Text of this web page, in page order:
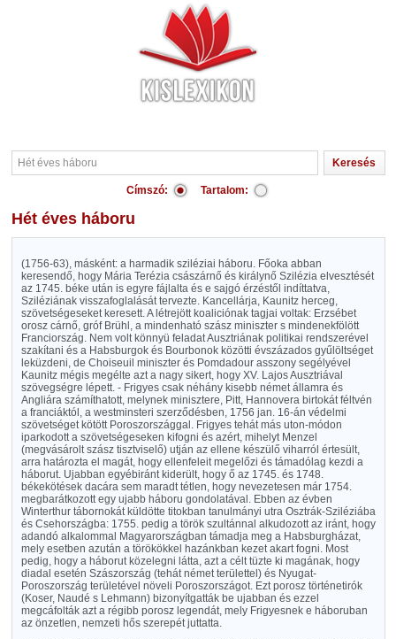
Címszó: Tartalom:
Hét éves háboru
(1756-63), másként: a harmadik sziléziai háboru. Főoka abban
keresendő, hogy Mária Terézia császárnő és királynő Szilézia elvesztését
az 1745. béke után is egyre fájlalta és e sajgó érzéstől indíttatva,
Sziléziának visszafoglalását tervezte. Kancellárja, Kaunitz herceg,
szövetségeseket keresett. A létrejött koaliciónak tagjai voltak: Erzsébet
orosz cárnő, gróf Brühl, a mindenható szász miniszter s mindenekfölött
Franciország. Nem volt könnyü feladat Ausztriának politikai rendszerével
szakítani és a Habsburgok és Bourbonok közötti évszázados gyűlöltséget
leküzdeni, de Choiseuil miniszter és Pomdadour asszony segélyével
Kaunitz mégis megélte azt a nagy sikert, hogy XV. Lajos Ausztriával
szövegségre lépett. - Frigyes csak néhány kisebb német államra és
Angliára számíthatott, melynek minisztere, Pitt, Hannovera birtokát féltvén
a franciáktól, a westminsteri szerződésben, 1756 jan. 16-án védelmi
szövetséget kötött Poroszországgal. Frigyes tehát más uton-módon
iparkodott a szövetségeseken kifogni és azért, mihelyt Menzel
(megvásárolt szász tisztviselő) utján az ellene készülő viharról értesült,
arra határozta el magát, hogy ellenfeleit megelőzi és támadólag kezdi a
háborut. Ujabban egyébiránt kiderült, hogy ő az 1745. és 1748.
békekötések dacára sem maradt tétlen, hogy nevezetesen már 1754.
megbarátkozott egy ujabb háboru gondolatával. Ebben az évben
Winterthur tábornokát küldötte titokban tanulmányi utra Osztrák-Sziléziába
és Csehországba: 1755. pedig a török szultánnal alkudozott az iránt, hogy
adandó alkalommal Magyarországban támadja meg a Habsburgházat,
mely esetben azután a törökökkel hazánkban kezet akart fogni. Most
pedig, hogy a háborut közelegni látta, azt a célt tüzte ki magának, hogy
diadal esetén Szászország (tehát német területtel) és Nyugat-
Poroszország területével növeli Poroszországot. Ezt porosz történetirók
(Koser, Naudé s Lehmann) bizonyítgatták be ujabban és ezzel
megcáfolták azt a régibb porosz legendát, mely Frigyesnek e háboruban
az önzetlen, nemzeti hős szerepét juttatta.